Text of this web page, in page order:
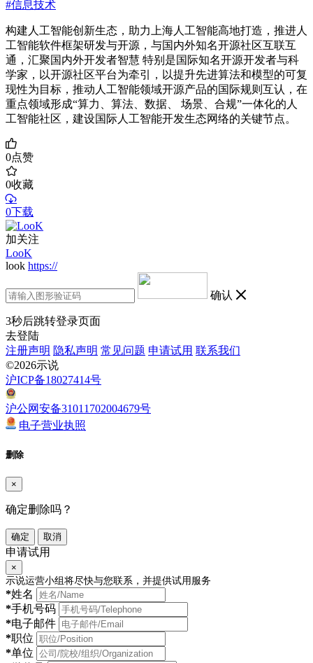
#信息技术
构建人工智能创新生态，助力上海人工智能高地打造，推进人
工智能软件框架研发与开源，与国内外知名开源社区互联互
通，汇聚国内外开发者智慧 特别是国际知名开源开发者与科
学家，以开源社区平台为牵引，以提升先进算法和模型的可复
现性为目标，推动人工智能领域开源产品的国际规则互认，在
重点领域形成“算力、算法、数据、 场景、合规”一体化的人
工智能社区，建设国际人工智能开发生态网络的关键节点。
0点赞
0收藏
0下载
加关注
LooK
look https://
确认
3秒后跳转登录页面
去登陆
注册声明 隐私声明 常见问题 申请试用 联系我们
©2026示说
沪ICP备18027414号
沪公网安备31011702004679号
电子营业执照
删除
×
确定删除吗？
确定 取消
申请试用
×
示说运营小组将尽快与您联系，并提供试用服务
*姓名
*手机号码
*电子邮件
*职位
*单位